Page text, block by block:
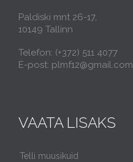
Paldiski mnt 26-17,
10149 Tallinn
Telefon: (+372) 511 4077
E-post: plmf12@gmail.com
VAATA LISAKS
Telli muusikuid